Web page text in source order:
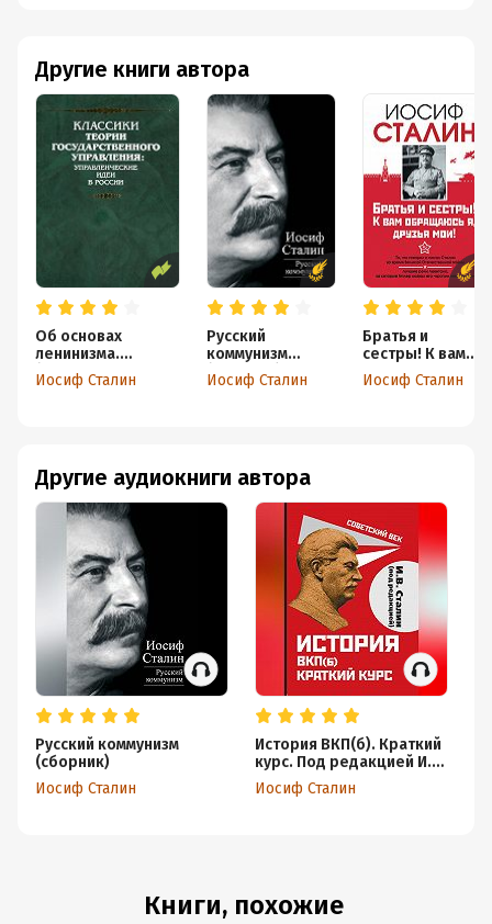
Другие книги автора
Об основах
ленинизма.
(Лекции, читанные
в Свердловском
Иосиф Сталин
Русский
коммунизм
(сборник)
Иосиф Сталин
Братья и
сестры! К вам
обращаюсь я,
друзья мои. О
Иосиф Сталин
Другие аудиокниги автора
Русский коммунизм
(сборник)
Иосиф Сталин
История ВКП(б). Краткий
курс. Под редакцией И.В.
Сталина
Иосиф Сталин
Книги, похожие